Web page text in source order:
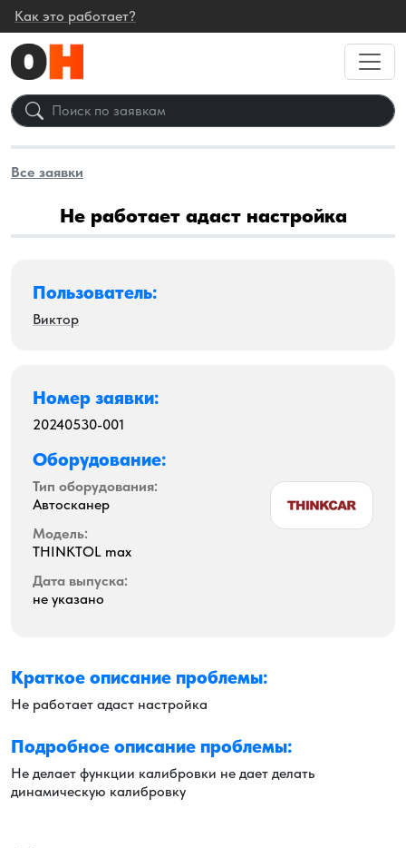
Как это работает?
Все заявки
Не работает адаст настройка
Пользователь:
Виктор
Номер заявки:
20240530-001
Оборудование:
Тип оборудования:
Автосканер
Модель:
THINKTOL max
Дата выпуска:
не указано
Краткое описание проблемы:
Не работает адаст настройка
Подробное описание проблемы:
Не делает функции калибровки не дает делать
динамическую калибровку